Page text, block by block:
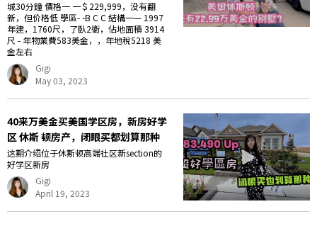
城30分鐘 價格一 一＄229,999，没有翻
新，但价格低 學區- -B C C 結構一— 1997
年建，1760尺，了臥2衛，佔地面積 3914
尺 - 年物業費583美金，，年地稅5218 美
金左右
Gigi
May 03, 2023
40来万美金买美国学区房，新房好学
区 休斯 顿房产，闭眼买都划算那种
这期介绍位于休斯顿高端社区新section的
好学区新房
Gigi
April 19, 2023